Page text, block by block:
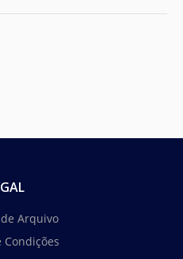
Arquivo
Condições